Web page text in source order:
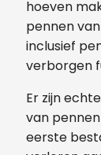
hoeven
pennen
inclusief
verborgen
Er zijn
van
eerste